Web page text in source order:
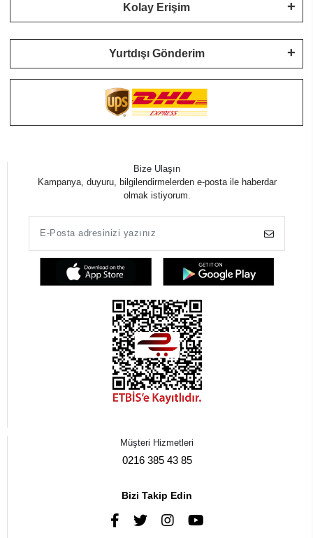
Kolay Erişim
Yurtdışı Gönderim
Bize Ulaşın
Kampanya, duyuru, bilgilendirmelerden e-posta ile haberdar
olmak istiyorum.
Müşteri Hizmetleri
0216 385 43 85
Bizi Takip Edin